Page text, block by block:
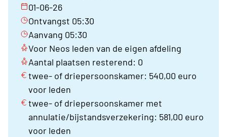
01-06-26
Ontvangst 05:30
Aanvang 05:30
Voor Neos leden van de eigen afdeling
Aantal plaatsen resterend: 0
twee- of driepersoonskamer: 540,00 euro
voor leden
twee- of driepersoonskamer met
annulatie/bijstandsverzekering: 581,00 euro
voor leden